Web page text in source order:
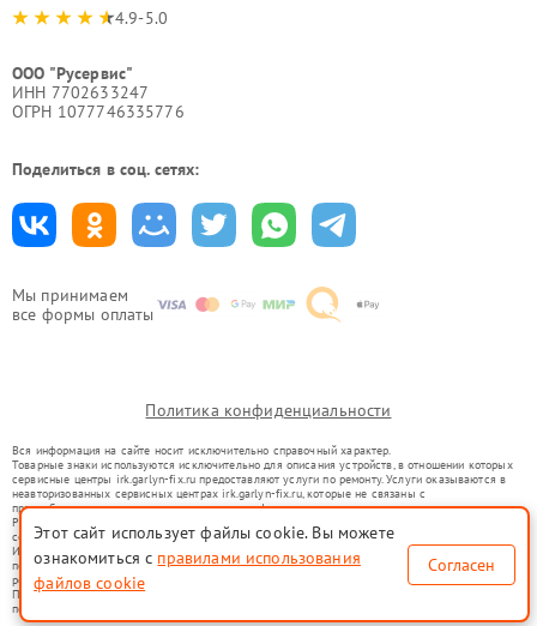
Мы принимаем
все формы оплаты
4.9-5.0
ООО "Русервис"
ИНН 7702633247
ОГРН 1077746335776
Поделиться в соц. сетях:
Политика конфиденциальности
Вся информация на сайте носит исключительно справочный характер.
Товарные знаки используются исключительно для описания устройств, в отношении которых
сервисные центры irk.garlyn-fix.ru предоставляют услуги по ремонту. Услуги оказываются в
неавторизованных сервисных центрах irk.garlyn-fix.ru, которые не связаны с
правообладателями товарных знаков или их официальными представителями.
Ремонт осуществляется для устройств, уже введенных в гражданский оборот в соответствии
со статьей 1487 ГК РФ.
Использование товарных знаков не преследует цели индивидуализации услуг или введения
потребителей в заблуждение, а служит для информирования о предоставляемых услугах по
ремонту техники указанных брендов.
Представленная на сайте информация не является публичной офертой, определяемой
положениями Статьи 437(2) Гражданского кодекса РФ
Этот сайт использует файлы cookie. Вы можете
ознакомиться с правилами использования
файлов cookie
Согласен